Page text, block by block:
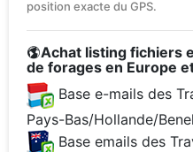
position exacte du GPS.
Achat listing fichiers
de forages en Europe
Base e-mails des
Pays-Bas/Hollande/
Base emails des